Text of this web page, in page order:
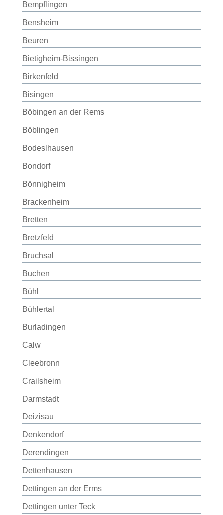
Bempflingen
Bensheim
Beuren
Bietigheim-Bissingen
Birkenfeld
Bisingen
Böbingen an der Rems
Böblingen
Bodeslhausen
Bondorf
Bönnigheim
Brackenheim
Bretten
Bretzfeld
Bruchsal
Buchen
Bühl
Bühlertal
Burladingen
Calw
Cleebronn
Crailsheim
Darmstadt
Deizisau
Denkendorf
Derendingen
Dettenhausen
Dettingen an der Erms
Dettingen unter Teck